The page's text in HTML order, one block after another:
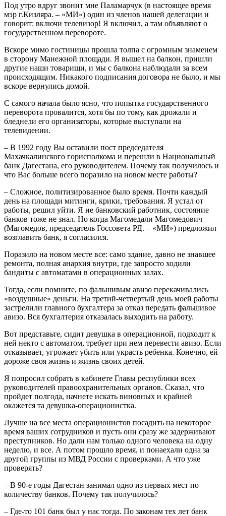
Под утро вдруг звонит мне Паламарчук (в настоящее время
мэр г.Кизляра. – «МИ») один из членов нашей делегации и
говорит: включи телевизор! Я включил, а там объявляют о
государственном перевороте.
Вскоре мимо гостиницы прошла толпа с огромным знаменем
в сторону Манежной площади. Я вышел на балкон, пришли
другие наши товарищи, и мы с балкона наблюдали за всем
происходящим. Никакого подписания договора не было, и мы
вскоре вернулись домой.
С самого начала было ясно, что попытка государственного
переворота провалится, хотя бы по тому, как дрожали и
бледнели его организаторы, которые выступали на
телевидении.
– В 1992 году Вы оставили пост председателя
Махачкалинского горисполкома и перешли в Национальный
банк Дагестана, его руководителем. Почему так получилось и
что Вас больше всего поразило на новом месте работы?
– Сложное, политизированное было время. Почти каждый
день на площади митинги, крики, требования. Я устал от
работы, решил уйти. Я не банковский работник, состояние
банков тоже не знал. Но когда Магомедали Магомедович
(Магомедов, председатель Госсовета РД. – «МИ») предложил
возглавить банк, я согласился.
Поразило на новом месте все: само здание, давно не знавшее
ремонта, полная анархия внутри, где запросто ходили
бандиты с автоматами в операционных залах.
Тогда, если помните, по фальшивым авизо перекачивались
«воздушные» деньги. На третий-четвертый день моей работы
застрелили главного бухгалтера за отказ передать фальшивое
авизо. Вся бухгалтерия отказалась выходить на работу.
Вот представьте, сидит девушка в операционной, подходит к
ней некто с автоматом, требует при нем перевести авизо. Если
отказывает, угрожает убить или украсть ребенка. Конечно, ей
дороже своя жизнь и жизнь своих детей.
Я попросил собрать в кабинете Главы республики всех
руководителей правоохранительных органов. Сказал, что
пройдет полгода, начнете искать виновных и крайней
окажется та девушка-операционистка.
Лучше на все места операционистов посадить на некоторое
время ваших сотрудников и пусть они сразу же задерживают
преступников. Но дали нам только одного человека на одну
неделю, и все. А потом прошло время, и понаехали одна за
другой группы из МВД России с проверками. А что уже
проверять?
– В 90-е годы Дагестан занимал одно из первых мест по
количеству банков. Почему так получилось?
– Где-то 101 банк был у нас тогда. По законам тех лет банк